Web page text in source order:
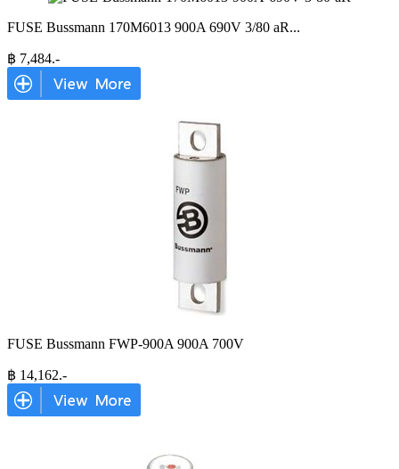
FUSE Bussmann 170M6013 900A 690V 3/80 aR...
฿ 7,484.-
FUSE Bussmann FWP-900A 900A 700V
฿ 14,162.-